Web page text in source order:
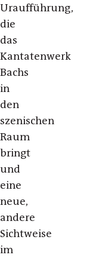
Uraufführung,
die
das
Kantatenwerk
Bachs
in
den
szenischen
Raum
bringt
und
eine
neue,
andere
Sichtweise
im